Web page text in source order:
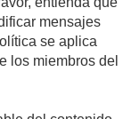
mensajes
se aplica
los miembros del